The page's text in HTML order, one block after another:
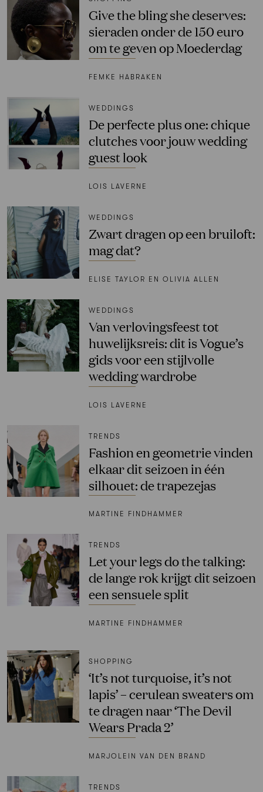
Give the bling she deserves:
sieraden onder de 150 euro
om te geven op Moederdag
FEMKE HABRAKEN
WEDDINGS
De perfecte plus one: chique
clutches voor jouw wedding
guest look
LOIS LAVERNE
WEDDINGS
Zwart dragen op een bruiloft:
mag dat?
ELISE TAYLOR EN OLIVIA ALLEN
WEDDINGS
Van verlovingsfeest tot
huwelijksreis: dit is Vogue’s
gids voor een stijlvolle
wedding wardrobe
LOIS LAVERNE
TRENDS
Fashion en geometrie vinden
elkaar dit seizoen in één
silhouet: de trapezejas
MARTINE FINDHAMMER
TRENDS
Let your legs do the talking:
de lange rok krijgt dit seizoen
een sensuele split
MARTINE FINDHAMMER
SHOPPING
‘It’s not turquoise, it’s not
lapis’ – cerulean sweaters om
te dragen naar ‘The Devil
Wears Prada 2’
MARJOLEIN VAN DEN BRAND
TRENDS